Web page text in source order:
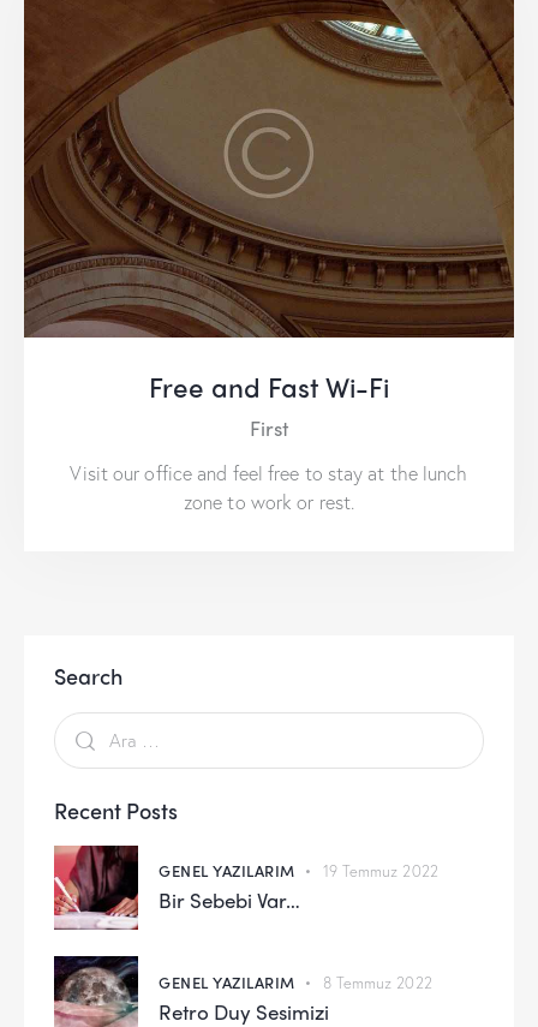
Free and Fast Wi-Fi
First
Visit our office and feel free to stay at the lunch
zone to work or rest.
Search
Recent Posts
GENEL YAZILARIM 19 Temmuz 2022
Bir Sebebi Var…
GENEL YAZILARIM 8 Temmuz 2022
Retro Duy Sesimizi